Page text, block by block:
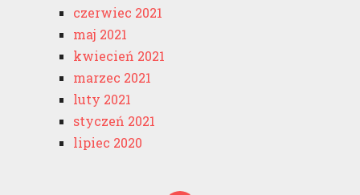
czerwiec 2021
maj 2021
kwiecień 2021
marzec 2021
luty 2021
styczeń 2021
lipiec 2020